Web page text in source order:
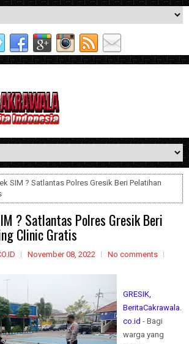
SIM ? Satlantas Polres Gresik Beri Pelatihan
? Satlantas Polres Gresik Beri
Clinic Gratis
November 08, 2022 No comments
GRESIK,
BeritaCakrawala.
co.id - Bagi
warga yang